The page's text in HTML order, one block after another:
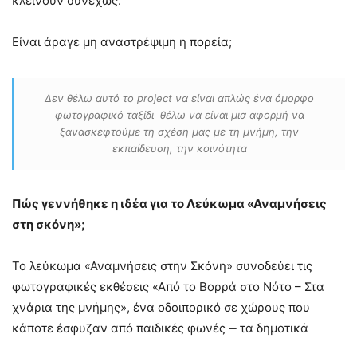
Είναι άραγε μη αναστρέψιμη η πορεία;
Δεν θέλω αυτό το project να είναι απλώς ένα όμορφο
φωτογραφικό ταξίδι∙ θέλω να είναι μια αφορμή να
ξανασκεφτούμε τη σχέση μας με τη μνήμη, την
εκπαίδευση, την κοινότητα
Πώς γεννήθηκε η ιδέα για το Λεύκωμα «Αναμνήσεις
στη σκόνη»;
Το λεύκωμα «Αναμνήσεις στην Σκόνη» συνοδεύει τις
φωτογραφικές εκθέσεις «Από το Βορρά στο Νότο – Στα
χνάρια της μνήμης», ένα οδοιπορικό σε χώρους που
κάποτε έσφυζαν από παιδικές φωνές ‒ τα δημοτικά